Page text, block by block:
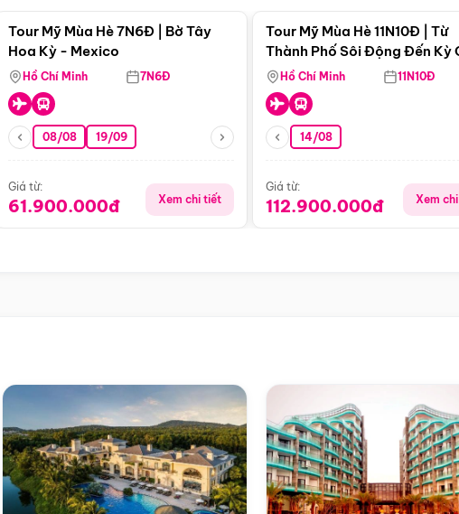
Tour Mỹ Mùa Hè 7N6Đ | Bờ Tây
Hoa Kỳ - Mexico
Hồ Chí Minh 7N6Đ
08/08 19/09
Giá từ:
61.900.000đ Xem chi tiết
Tour Mỹ Mùa Hè 11N10Đ | Từ
Thành Phố Sôi Động Đến Kỳ
Thiên Nhiên Mỹ
Hồ Chí Minh 11N10Đ
14/08
Giá từ:
112.900.000đ Xem